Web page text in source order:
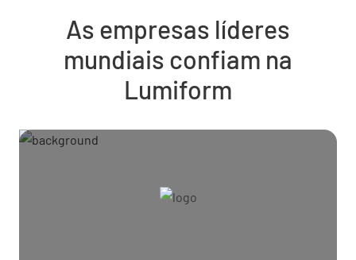
As empresas líderes
mundiais confiam na
Lumiform